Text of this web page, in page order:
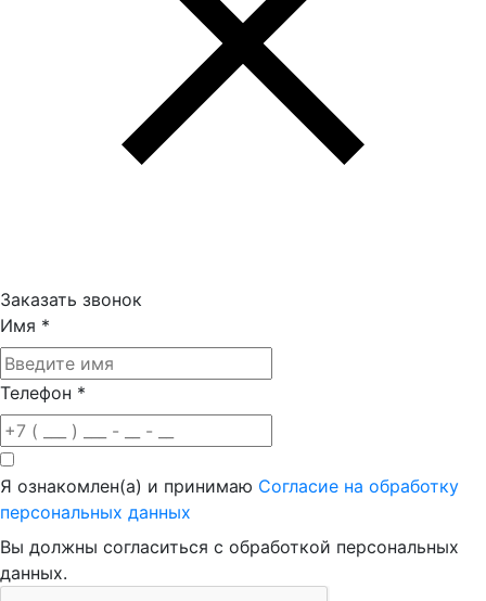
Заказать звонок
Имя *
Телефон *
Я ознакомлен(а) и принимаю Согласие на обработку
персональных данных
Вы должны согласиться с обработкой персональных
данных.